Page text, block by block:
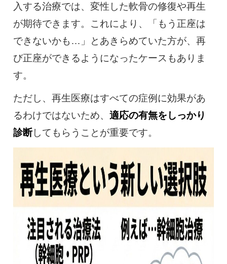
入する治療では、変性した軟骨の修復や再生
が期待できます。これにより、「もう正座は
できないかも…」とあきらめていた方が、再
び正座ができるようになったケースもありま
す。
ただし、再生医療はすべての症例に効果があ
るわけではないため、 適応の有無をしっかり
診断してもらうことが重要です。